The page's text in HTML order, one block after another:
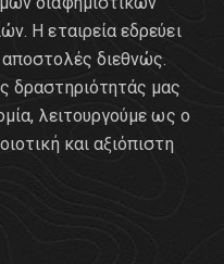
Η εταιρεία εδρεύει
διεθνώς.
δραστηριότητάς μας
λειτουργούμε ως ο
και αξιόπιστη